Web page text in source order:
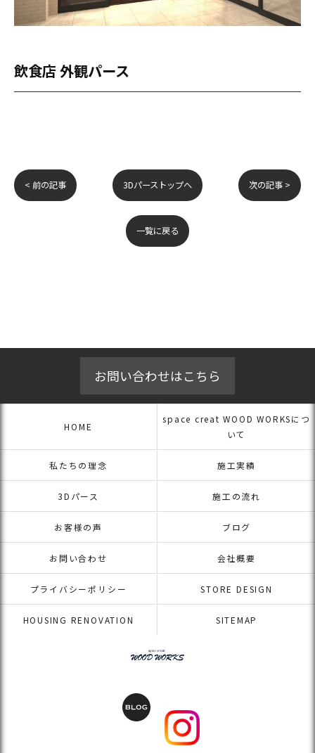
飲食店 外観パース
< 前の記事 3Dパーストップへ 次の記事 >
一覧に戻る
お問い合わせはこちら
HOME
space creat WOOD WORKSにつ
いて
私たちの理念 施工実績
3Dパース 施工の流れ
お客様の声 ブログ
お問い合わせ 会社概要
プライバシーポリシー STORE DESIGN
HOUSING RENOVATION SITEMAP